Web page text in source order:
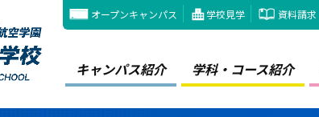
オープンキャンパス 学校見学 資料請求
キャンパス紹介 学科・コース紹介